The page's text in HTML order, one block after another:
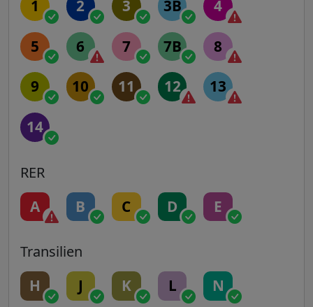
1 2 3 3B 4
5 6 7 7B 8
9 10 11 12 13
14
RER
A B C D E
Transilien
H J K L N